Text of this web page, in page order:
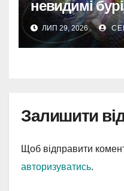
невидимі
наш світ
ЛИП 29, 2026
Залишити
Щоб відправити
авторизуватись.